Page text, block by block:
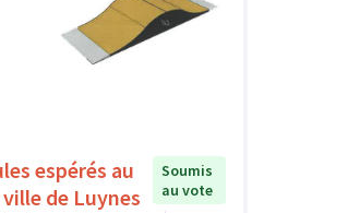
espérés au
de Luynes
Soumis
au vote